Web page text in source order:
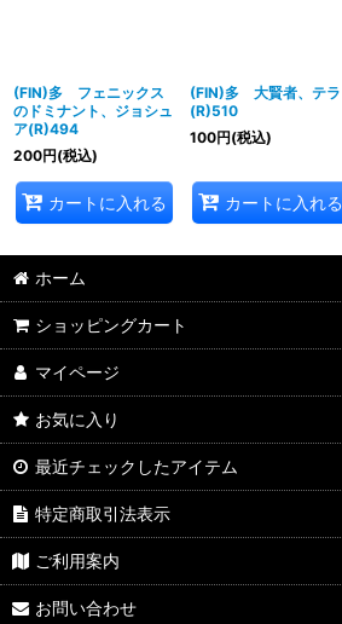
(FIN)多 フェニックス
のドミナント、ジョシュ
ア(R)494
200円(税込)
カートに入れる
(FIN)多 大賢者、テラ
(R)510
100円(税込)
カートに入れる
ホーム
ショッピングカート
マイページ
お気に入り
最近チェックしたアイテム
特定商取引法表示
ご利用案内
お問い合わせ